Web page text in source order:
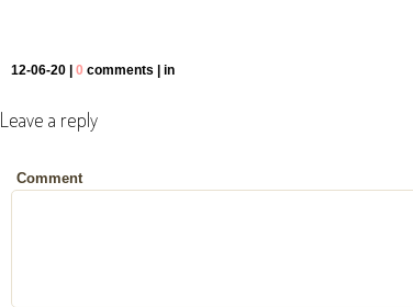
12-06-20 | 0 comments | in
Leave a reply
Comment